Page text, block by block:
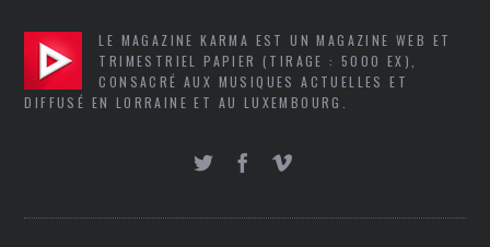
LE MAGAZINE KARMA EST UN MAGAZINE WEB ET
TRIMESTRIEL PAPIER (TIRAGE : 5000 EX),
CONSACRÉ AUX MUSIQUES ACTUELLES ET
DIFFUSÉ EN LORRAINE ET AU LUXEMBOURG.